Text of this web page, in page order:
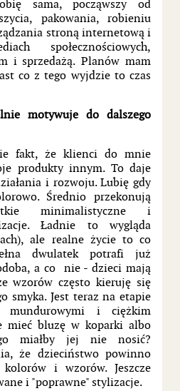
sama, począwszy od
pakowania, robieniu
stroną internetową i
społecznościowych,
i sprzedażą. Planów mam
co z tego wyjdzie to czas
motywuje do dalszego
fakt, że klienci do mnie
produkty innym. To daje
i rozwoju. Lubię gdy
Średnio przekonują
minimalistyczne i
Ładnie to wygląda
ale realne życie to co
dwulatek potrafi już
a co nie - dzieci mają
wzorów często kieruję się
smyka. Jest teraz na etapie
mundurowymi i ciężkim
mieć bluzę w koparki albo
miałby jej nie nosić?
że dzieciństwo powinno
i wzorów. Jeszcze
i "poprawne" stylizacje.